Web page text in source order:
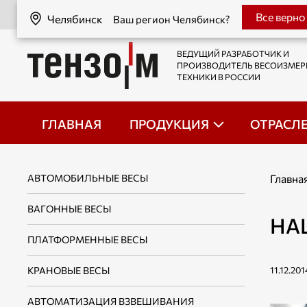
Челябинск Ваш регион Челябинск?
Челябинск Все верно
ВЕДУЩИЙ РАЗРАБОТЧИК И
ПРОИЗВОДИТЕЛЬ
ТЕХНИКИ В РОССИИ
ГЛАВНАЯ ПРОДУКЦИЯ
АВТОМОБИЛЬНЫЕ ВЕСЫ
ВАГОННЫЕ ВЕСЫ
ПЛАТФОРМЕННЫЕ ВЕСЫ
КРАНОВЫЕ ВЕСЫ
АВТОМАТИЗАЦИЯ ВЗВЕШИВАНИЯ